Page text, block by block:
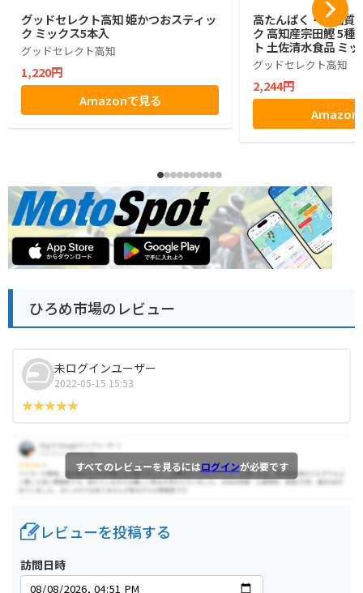
グッドセレクト高知 姫かつおスティッ
ク ミックス5本入
グッドセレクト高知
1,220円
Amazonで見る
高たんぱく・低脂質
ク 高知産宗田鰹 5
ト 土佐清水食品 ミ
グッドセレクト高知
2,244円
Amazon
ひろめ市場のレビュー
未ログインユーザー
2022-05-15 15:53
すべてのレビューを見るにはログインが必要です
レビューを投稿する
訪問日時